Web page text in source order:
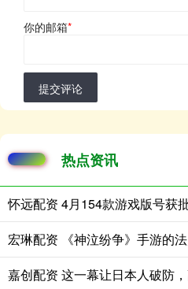
你的邮箱*
提交评论
热点资讯
怀远配资 4月154款游戏版号获